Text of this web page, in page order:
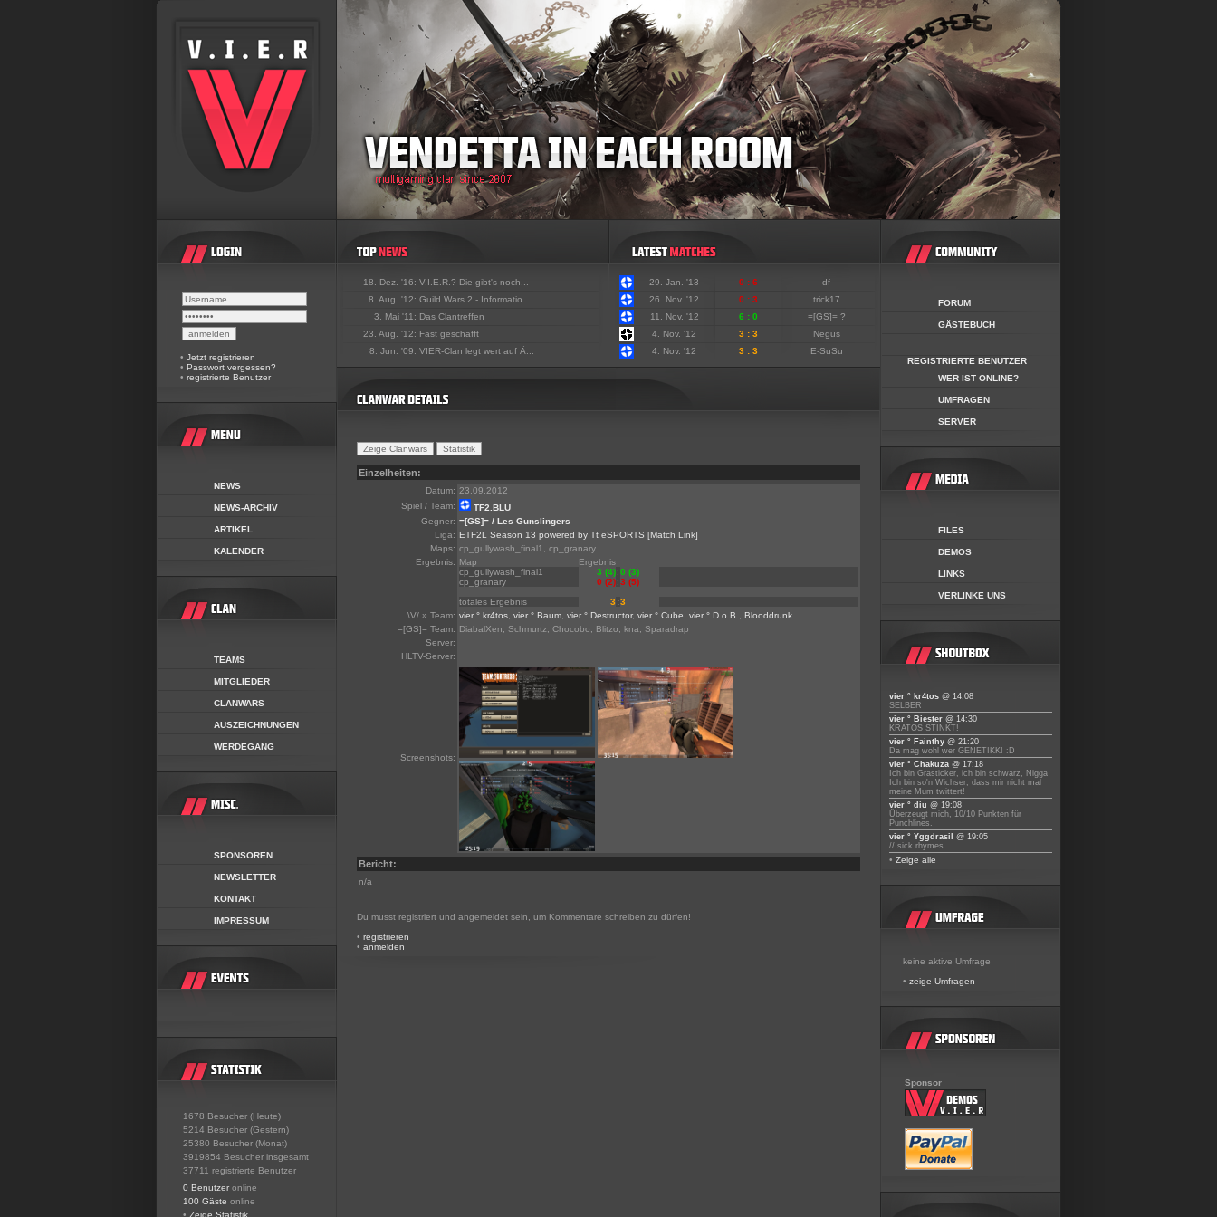
• Jetzt registrieren
• Passwort vergessen?
• registrierte Benutzer
NEWS
NEWS-ARCHIV
ARTIKEL
KALENDER
TEAMS
MITGLIEDER
CLANWARS
AUSZEICHNUNGEN
WERDEGANG
SPONSOREN
NEWSLETTER
KONTAKT
IMPRESSUM
1678 Besucher (Heute)
5214 Besucher (Gestern)
25380 Besucher (Monat)
3919854 Besucher insgesamt
37711 registrierte Benutzer
0 Benutzer online
100 Gäste online
• Zeige Statistik
18. Dez. '16: V.I.E.R.? Die gibt's noch...
8. Aug. '12: Guild Wars 2 - Informatio...
3. Mai '11: Das Clantreffen
23. Aug. '12: Fast geschafft
8. Jun. '09: VIER-Clan legt wert auf Ä...
29. Jan. '13 0 : 6
-df-
26. Nov. '12
0 : 3
trick17
11. Nov. '12
6 : 0
=[GS]= ?
4. Nov. '12
3 : 3
Negus
4. Nov. '12
3 : 3 E-SuSu
Einzelheiten:
Datum: 23.09.2012
Spiel / Team:
TF2.BLU
Gegner: =[GS]= / Les Gunslingers
Liga: ETF2L Season 13 powered by Tt eSPORTS [Match Link]
Maps: cp_gullywash_final1, cp_granary
Ergebnis: Map
Ergebnis
cp_gullywash_final1
3 (4):0 (3)
cp_granary
0 (2):3 (5)
totales Ergebnis
3 :3
\V/ » Team: vier ° kr4tos vier ° Baum vier ° Destructor, vier ° Cube vier ° D.o.B.
Blooddrunk
=[GS]= Team: DiabalXen, Schmurtz, Chocobo, Blitzo, kna, Sparadrap
Server:
HLTV-Server:
Screenshots:
Bericht:
n/a
Du musst registriert und angemeldet sein, um Kommentare schreiben zu dürfen!
• registrieren
• anmelden
FORUM
GÄSTEBUCH
REGISTRIERTE BENUTZER
WER IST ONLINE?
UMFRAGEN
SERVER
FILES
DEMOS
LINKS
VERLINKE UNS
vier ° kr4tos @ 14:08
SELBER
vier ° Biester @ 14:30
KRATOS STINKT!
vier ° Fainthy @ 21:20
Da mag wohl wer GENETIKK! :D
vier ° Chakuza @ 17:18
Ich bin Grasticker, ich bin schwarz, Nigga
Ich bin so'n Wichser, dass mir nicht mal
meine Mum twittert!
vier ° diu @ 19:08
Überzeugt mich, 10/10 Punkten für
Punchlines.
vier ° Yggdrasil
@ 19:05
// sick rhymes
• Zeige alle
keine aktive Umfrage
• zeige Umfragen
Sponsor